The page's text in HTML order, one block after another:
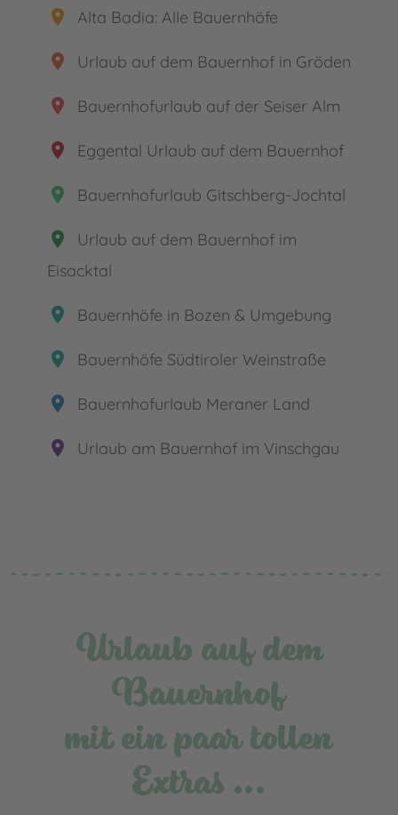
place Alta Badia: Alle Bauernhöfe
place Urlaub auf dem Bauernhof in Gröden
place Bauernhofurlaub auf der Seiser Alm
place Eggental Urlaub auf dem Bauernhof
place Bauernhofurlaub Gitschberg-Jochtal
place
Urlaub auf dem Bauernhof im
Eisacktal
place Bauernhöfe in Bozen & Umgebung
place Bauernhöfe Südtiroler Weinstraße
place Bauernhofurlaub Meraner Land
place Urlaub am Bauernhof im Vinschgau
Urlaub auf dem
Bauernhof
mit ein paar tollen
Extras …